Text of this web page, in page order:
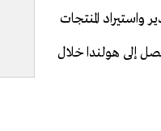
المنتجات
إلى هولندا خلال